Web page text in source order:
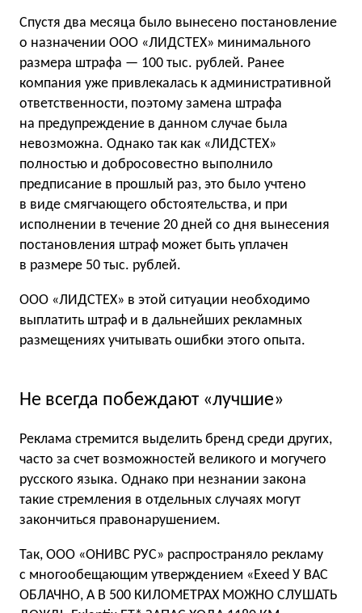
Спустя два месяца было вынесено постановление
о назначении ООО «ЛИДСТЕХ» минимального
размера штрафа — 100 тыс. рублей. Ранее
компания уже привлекалась к административной
ответственности, поэтому замена штрафа
на предупреждение в данном случае была
невозможна. Однако так как «ЛИДСТЕХ»
полностью и добросовестно выполнило
предписание в прошлый раз, это было учтено
в виде смягчающего обстоятельства, и при
исполнении в течение 20 дней со дня вынесения
постановления штраф может быть уплачен
в размере 50 тыс. рублей.
ООО «ЛИДСТЕХ» в этой ситуации необходимо
выплатить штраф и в дальнейших рекламных
размещениях учитывать ошибки этого опыта.
Не всегда побеждают «лучшие»
Реклама стремится выделить бренд среди других,
часто за счет возможностей великого и могучего
русского языка. Однако при незнании закона
такие стремления в отдельных случаях могут
закончиться правонарушением.
Так, ООО «ОНИВС РУС» распространяло рекламу
с многообещающим утверждением «Exeed У ВАС
ОБЛАЧНО, А В 500 КИЛОМЕТРАХ МОЖНО СЛУШАТЬ